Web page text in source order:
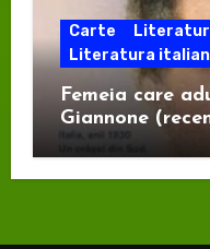
Carte
Literatura
Femeia care
Giannone